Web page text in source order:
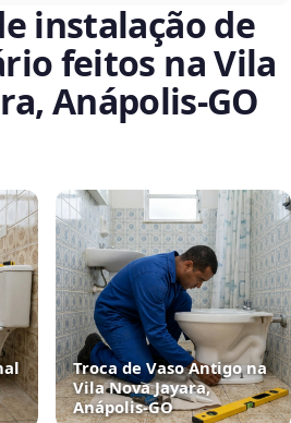
instalação de
feitos na Vila
Anápolis‑GO
Troca de Vaso Antigo na
Vila Nova Jayara,
Anápolis‑GO